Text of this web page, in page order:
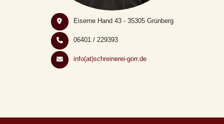
Eiserne Hand 43 - 35305 Grünberg
06401 / 229393
info(at)schreinerei-gorr.de